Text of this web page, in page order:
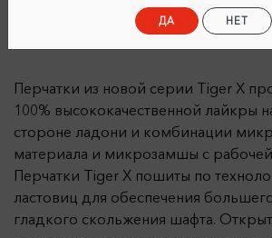
Описание
Перчатки из новой серии Tiger X
100% высококачественной лайкры
стороне ладони и комбинации
материала и микрозамшы с
Перчатки Tiger X пошиты по
ластовиц для обеспечения
гладкого скольжения шафта.
ДА НЕТ